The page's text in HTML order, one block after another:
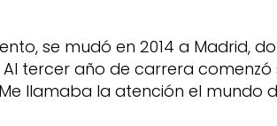
se mudó en 2014 a Madrid,
Al tercer año de carrera
llamaba la atención el